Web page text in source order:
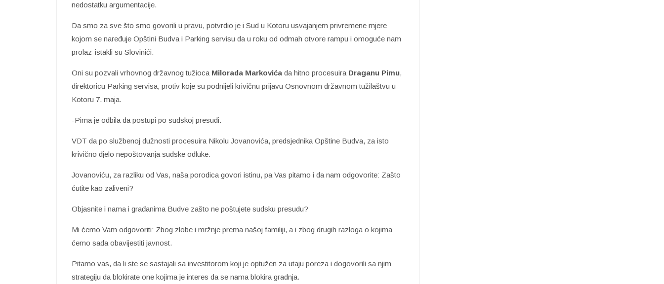
nedostatku argumentacije.
Da smo za sve što smo govorili u pravu, potvrdio je i Sud u Kotoru usvajanjem privremene mjere
kojom se naređuje Opštini Budva i Parking servisu da u roku od odmah otvore rampu i omoguće nam
prolaz-istakli su Slovinići.
Oni su pozvali vrhovnog državnog tužioca Milorada Markovića da hitno procesuira Draganu Pimu,
direktoricu Parking servisa, protiv koje su podnijeli krivičnu prijavu Osnovnom državnom tužilaštvu u
Kotoru 7. maja.
-Pima je odbila da postupi po sudskoj presudi.
VDT da po službenoj dužnosti procesuira Nikolu Jovanovića, predsjednika Opštine Budva, za isto
krivično djelo nepoštovanja sudske odluke.
Jovanoviću, za razliku od Vas, naša porodica govori istinu, pa Vas pitamo i da nam odgovorite: Zašto
ćutite kao zaliveni?
Objasnite i nama i građanima Budve zašto ne poštujete sudsku presudu?
Mi ćemo Vam odgovoriti: Zbog zlobe i mržnje prema našoj familiji, a i zbog drugih razloga o kojima
ćemo sada obavijestiti javnost.
Pitamo vas, da li ste se sastajali sa investitorom koji je optužen za utaju poreza i dogovorili sa njim
strategiju da blokirate one kojima je interes da se nama blokira gradnja.